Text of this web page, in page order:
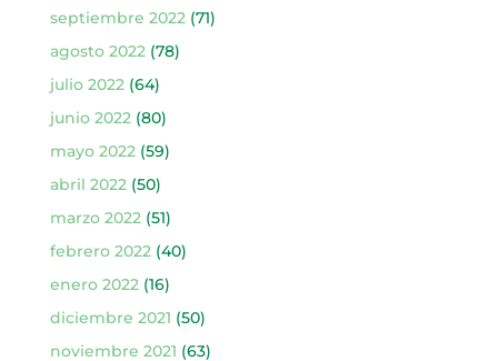
septiembre 2022(71)
agosto 2022(78)
julio 2022(64)
junio 2022(80)
mayo 2022(59)
abril 2022(50)
marzo 2022(51)
febrero 2022(40)
enero 2022(16)
diciembre 2021 (50)
noviembre 2021 (63)